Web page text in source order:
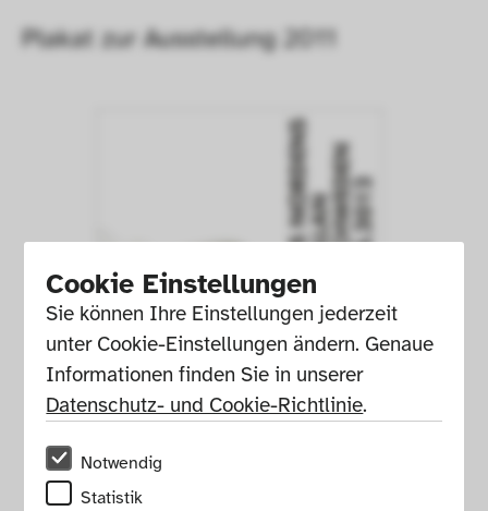
Cookie Einstellungen
Sie können Ihre Einstellungen jederzeit
unter Cookie-Einstellungen ändern. Genaue
Informationen finden Sie in unserer
Datenschutz- und Cookie-Richtlinie.
Notwendig
Statistik
Plakat zur Ausstellung 2011